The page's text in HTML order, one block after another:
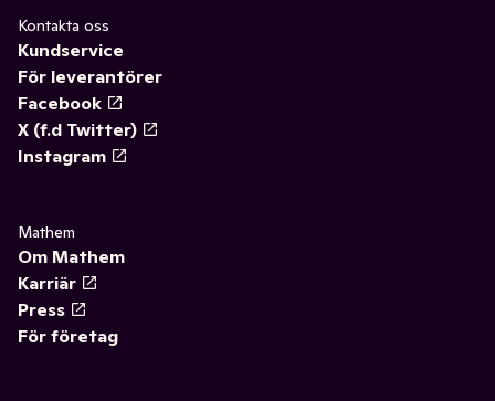
Kontakta oss
Kundservice
För leverantörer
Facebook
X (f.d Twitter)
Instagram
Mathem
Om Mathem
Karriär
Press
För företag